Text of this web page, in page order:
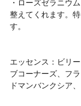
・ローズゼラニウ
整えてくれます。
す。
エッセンス：ビリ
ブコーナーズ、フ
ドマンバンクシア